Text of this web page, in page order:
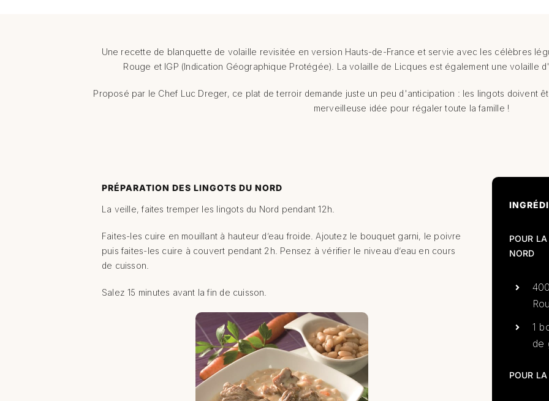
Une recette de blanquette de volaille revisitée en version Hauts-de-France et servie avec les célèbres
Rouge et IGP (Indication Géographique Protégée). La volaille de Licques est également une volaille
Proposé par le Chef Luc Dreger, ce plat de terroir demande juste un peu d'anticipation : les lingots doivent
merveilleuse idée pour régaler toute la famille !
POUR
NORD
1
de
POUR
PRÉPARATION DES LINGOTS DU NORD
La veille, faites tremper les lingots du Nord pendant 12h.
Faites-les cuire en mouillant à hauteur d’eau froide. Ajoutez le bouquet garni, le poivre
puis faites-les cuire à couvert pendant 2h. Pensez à vérifier le niveau d’eau en cours
de cuisson.
Salez 15 minutes avant la fin de cuisson.